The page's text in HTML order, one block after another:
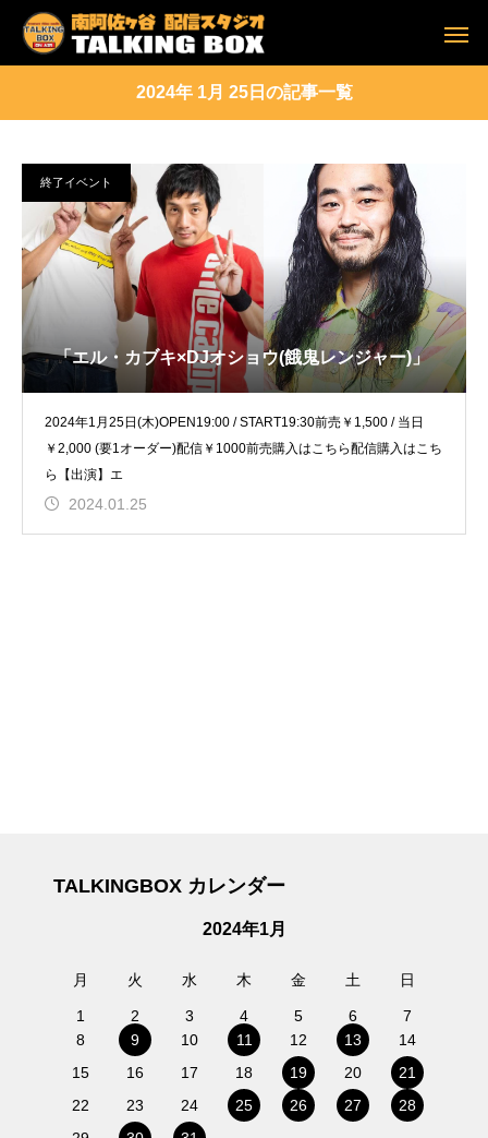
2024年 1月 25日の記事一覧
終了イベント
「エル・カブキ×DJオショウ(餓鬼レンジャー)」
2024年1月25日(木)OPEN19:00 / START19:30前売￥1,500 / 当日
￥2,000 (要1オーダー)配信￥1000前売購入はこちら配信購入はこち
ら【出演】エ
2024.01.25
TALKINGBOX カレンダー
2024年1月
月 火 水 木 金 土 日
1 2 3 4 5 6
7
8
9 10 11 12 13
14
15
16 17 18 19 20
21
22
23 24 25 26 27
28